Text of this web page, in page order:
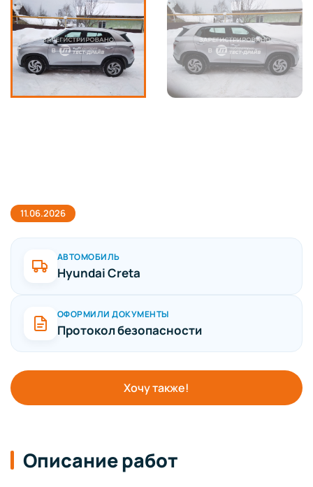
11.06.2026
АВТОМОБИЛЬ
Hyundai Creta
ОФОРМИЛИ ДОКУМЕНТЫ
Протокол безопасности
Хочу также!
Описание работ